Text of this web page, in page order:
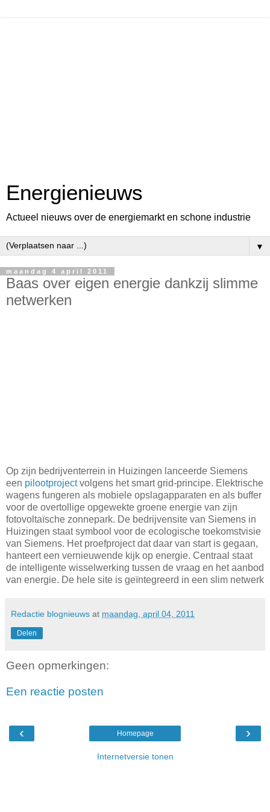
Energienieuws
Actueel nieuws over de energiemarkt en schone industrie
▼
maandag 4 april 2011
Baas over eigen energie dankzij slimme
netwerken
Op zijn bedrijventerrein in Huizingen lanceerde Siemens
een pilootprojectvolgens het smart grid-principe. Elektrische
wagens fungeren als mobiele opslagapparaten en als buffer
voor de overtollige opgewekte groene energie van zijn
fotovoltaïsche zonnepark. De bedrijvensite van Siemens in
Huizingen staat symbool voor de ecologische toekomstvisie
van Siemens. Het proefproject dat daar van start is gegaan,
hanteert een vernieuwende kijk op energie. Centraal staat
de intelligente wisselwerking tussen de vraag en het aanbod
van energie. De hele site is geïntegreerd in een slim netwerk
Redactie blognieuws at maandag, april 04, 2011
Delen
Geen opmerkingen:
Een reactie posten
‹ ›
Homepage
Internetversie tonen